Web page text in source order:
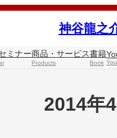
神谷龍之
ミナー商品・サービス
Products
書籍
Book
2014年4